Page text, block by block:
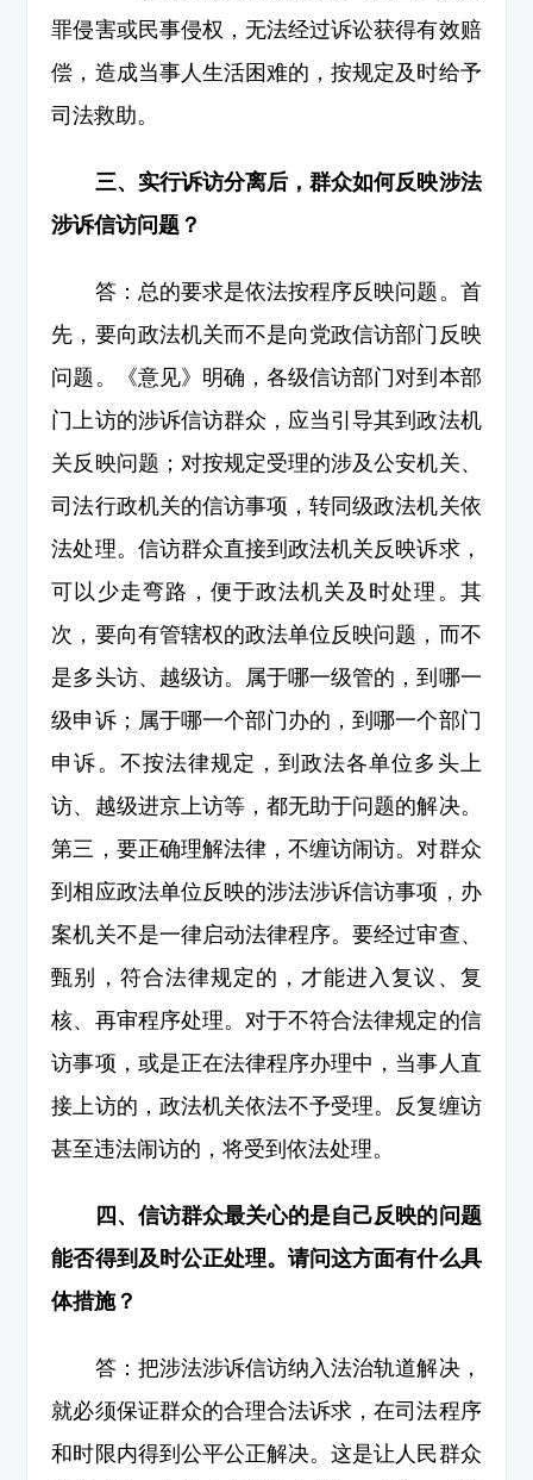
罪侵害或民事侵权，无法经过诉讼获得有效赔
偿，造成当事人生活困难的，按规定及时给予
司法救助。
三、实行诉访分离后，群众如何反映涉法
涉诉信访问题？
答：总的要求是依法按程序反映问题。首
先，要向政法机关而不是向党政信访部门反映
问题。《意见》明确，各级信访部门对到本部
门上访的涉诉信访群众，应当引导其到政法机
关反映问题；对按规定受理的涉及公安机关、
司法行政机关的信访事项，转同级政法机关依
法处理。信访群众直接到政法机关反映诉求，
可以少走弯路，便于政法机关及时处理。其
次，要向有管辖权的政法单位反映问题，而不
是多头访、越级访。属于哪一级管的，到哪一
级申诉；属于哪一个部门办的，到哪一个部门
申诉。不按法律规定，到政法各单位多头上
访、越级进京上访等，都无助于问题的解决。
第三，要正确理解法律，不缠访闹访。对群众
到相应政法单位反映的涉法涉诉信访事项，办
案机关不是一律启动法律程序。要经过审查、
甄别，符合法律规定的，才能进入复议、复
核、再审程序处理。对于不符合法律规定的信
访事项，或是正在法律程序办理中，当事人直
接上访的，政法机关依法不予受理。反复缠访
甚至违法闹访的，将受到依法处理。
四、信访群众最关心的是自己反映的问题
能否得到及时公正处理。请问这方面有什么具
体措施？
答：把涉法涉诉信访纳入法治轨道解决，
就必须保证群众的合理合法诉求，在司法程序
和时限内得到公平公正解决。这是让人民群众